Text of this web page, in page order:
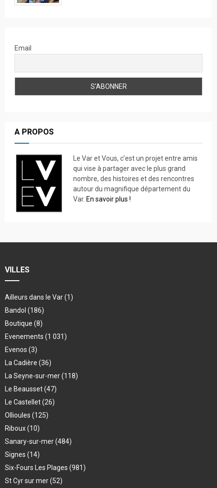
Email
A PROPOS
Le Var et Vous, c’est un projet entre amis
qui vise à partager avec le plus grand
nombre, des histoires et des rencontres
autour du magnifique département du
Var. En savoir plus !
VILLES
Ailleurs dans le Var(1)
Bandol (186)
Boutique (8)
Evenements (1 031)
Evenos (3)
La Cadière (36)
La Seyne-sur-mer(118)
Le Beausset(47)
Le Castellet(26)
Ollioules (125)
Riboux(10)
Sanary-sur-mer(484)
Signes (14)
Six-Fours Les Plages (981)
St Cyr sur mer(52)